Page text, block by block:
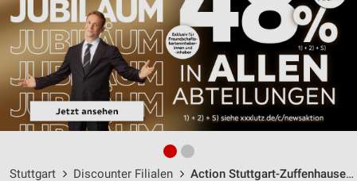
Stuttgart Discounter Filialen Action Stuttgart-Zuffenhausen / Burgunderstraße 5 - Öffnungszeiten & Adresse